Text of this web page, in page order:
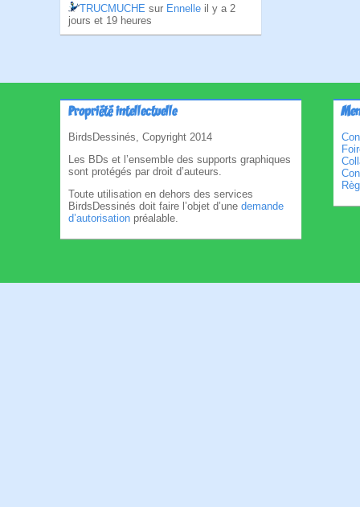
TRUCMUCHE sur Ennelle il y a 2
jours et 19 heures
Propriété intellectuelle
BirdsDessinés, Copyright 2014
Les BDs et l’ensemble des supports graphiques
sont protégés par droit d’auteurs.
Toute utilisation en dehors des services
BirdsDessinés doit faire l’objet d’une demande
d’autorisation préalable.